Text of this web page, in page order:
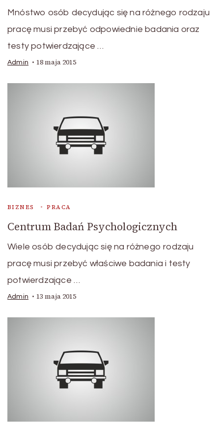
Mnóstwo osób decydując się na różnego rodzaju
pracę musi przebyć odpowiednie badania oraz
testy potwierdzające …
Admin 18 maja 2015
BIZNES PRACA
Centrum Badań Psychologicznych
Wiele osób decydując się na różnego rodzaju
pracę musi przebyć właściwe badania i testy
potwierdzające …
Admin 13 maja 2015